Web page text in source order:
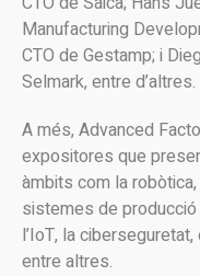
Manufacturing
CTO de Gestamp; i
Selmark, entre d’altres.
A més, Advanced
expositores que
àmbits com la
sistemes de producció
l’IoT, la
entre altres.